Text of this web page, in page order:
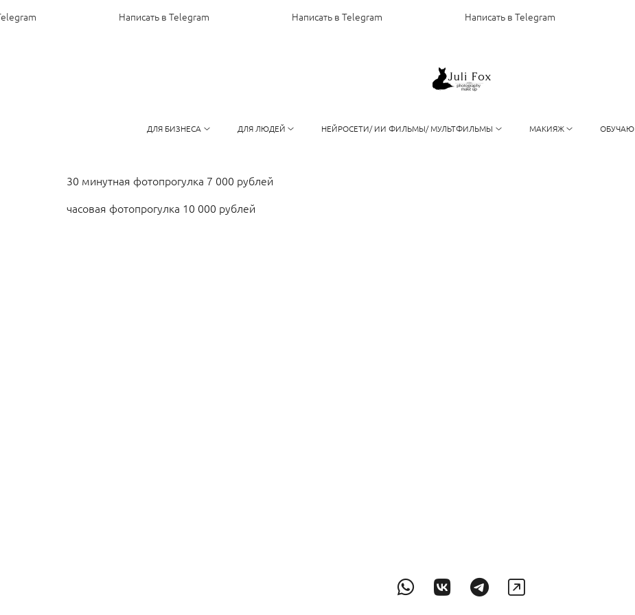
ДЛЯ БИЗНЕСА ДЛЯ ЛЮДЕЙ НЕЙРОСЕТИ/ ИИ ФИЛЬМЫ/ МУЛЬТФИЛЬМЫ МАКИЯЖ ОБУЧАЮ
30 минутная фотопрогулка 7 000 рублей
часовая фотопрогулка 10 000 рублей
Написать в Telegram Написать в Telegram Написать в Telegram